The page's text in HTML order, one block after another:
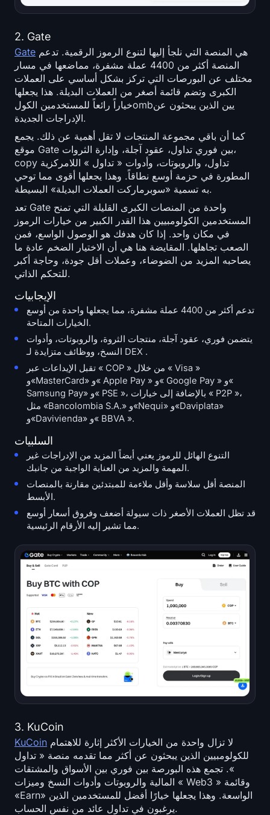
2. Gate
Gate
المنصة أكثر من 4400 عملة مشفرة، مماضعها في مسار
مختلف عن البورصات التي تركز بشكل أساسي على العملات
الكبرى وتضم قائمة أصغر من العملات البديلة. هذا يجعلها
خياراً رائعاً للمستخدمين الكولombيين الذين يبحثون عن
الإدراجات الجديدة.
كما أن باقي مجموعة المنتجات لا تقل أهمية عن ذلك. يجمع
موقع Gate بين فوري تداول، عقود آجلة، وإدارة الثروات،
copy تداول، والروبوتات، وأدوات « تداول » اللامركزية
المطورة في حزمة أوسع نطاقاً. وهذا يجعلها أقوى مما توحي
به تسمية «سوبرماركت العملات البديلة» البسيطة.
تعد Gate واحدة من المنصات الكبرى القليلة التي تمنح
المستخدمين الكولومبيين هذا القدر الكبير من خيارات الرموز
في مكان واحد. إذا كان هدفك هو الوصول الواسع، فمن
الصعب تجاهلها. المقايضة هنا هي أن الاختيار الضخم عادة ما
يصاحبه المزيد من الضوضاء، وعملات أقل جودة، وحاجة أكبر
للتحكم الذاتي.
الإيجابيات
تدعم أكثر من 4400 عملة مشفرة، مما يجعلها واحدة من أوسع
الخيارات المتاحة.
يتضمن فوري، عقود آجلة، منتجات الثروة، والروبوتات، وأدوات
النسخ، ووظائف متزايدة لـ DEX .
تقبل الإيداعات عبر « COP » من خلال « Visa »
و«MasterCard» و« Apple Pay » و« Google Pay » و«
Samsung Pay» و« PSE »، بالإضافة إلى خيارات « P2P »،
مثل «Bancolombia S.A.» و«Nequi» و«Daviplata»
و«Davivienda» و« BBVA ».
السلبيات
التنوع الهائل للرموز يعني أيضاً المزيد من الإدراجات غير
المهمة والمزيد من العناية الواجبة من جانبك.
المنصة أقل سلاسة وأقل ملاءمة للمبتدئين مقارنة بالمنصات
الأبسط.
قد تظل العملات الأصغر ذات سيولة أضعف وفروق أسعار أوسع
مما تشير إليه الأرقام الرئيسية.
3. KuCoin
KuCoin
للكولومبيين الذين يبحثون عن أكثر مما تقدمه منصة « تداول
». تجمع هذه البورصة بين فوري بين الأسواق والمشتقات
المالية والروبوتات وأدوات النسخ وميزات « Web3 » وقائمة
«Earn» الواسعة. وهذا يجعلها خيارًا أفضل للمستخدمين الذين
يرغبون في تداول عائد من نفس الحساب.